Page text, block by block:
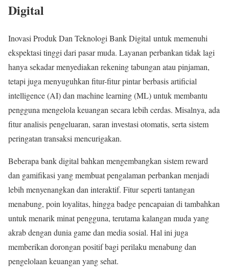
Digital
Inovasi Produk Dan Teknologi Bank Digital untuk memenuhi
ekspektasi tinggi dari pasar muda. Layanan perbankan tidak lagi
hanya sekadar menyediakan rekening tabungan atau pinjaman,
tetapi juga menyuguhkan fitur-fitur pintar berbasis artificial
intelligence (AI) dan machine learning (ML) untuk membantu
pengguna mengelola keuangan secara lebih cerdas. Misalnya, ada
fitur analisis pengeluaran, saran investasi otomatis, serta sistem
peringatan transaksi mencurigakan.
Beberapa bank digital bahkan mengembangkan sistem reward
dan gamifikasi yang membuat pengalaman perbankan menjadi
lebih menyenangkan dan interaktif. Fitur seperti tantangan
menabung, poin loyalitas, hingga badge pencapaian di tambahkan
untuk menarik minat pengguna, terutama kalangan muda yang
akrab dengan dunia game dan media sosial. Hal ini juga
memberikan dorongan positif bagi perilaku menabung dan
pengelolaan keuangan yang sehat.